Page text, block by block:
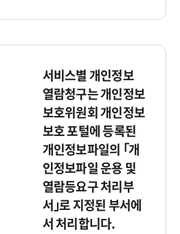
서비스별 개인정보
열람청구는 개인정보
보호위원회 개인정보
보호 포털에 등록된
개인정보파일의 ｢개
인정보파일 운용 및
열람등요구 처리부
서｣로 지정된 부서에
서 처리합니다.